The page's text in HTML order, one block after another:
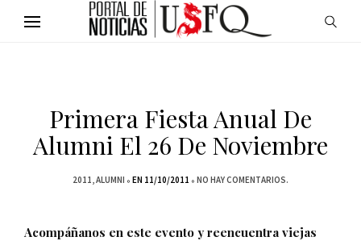
Primera Fiesta Anual De
Alumni El 26 De Noviembre
2011 ALUMNI EN 11/10/2011 NO HAY COMENTARIOS.
Acompáñanos en este evento y reencuentra viejas